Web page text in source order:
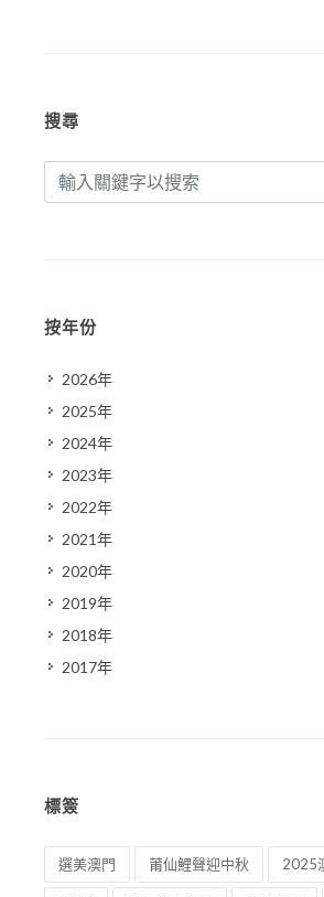
搜尋
按年份
2026年
2025年
2024年
2023年
2022年
2021年
2020年
2019年
2018年
2017年
標簽
選美澳門 莆仙鯉聲迎中秋 2025